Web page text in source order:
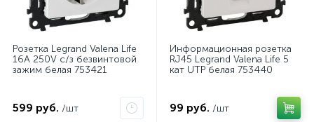
Розетка Legrand Valena Life
16A 250V с/з безвинтовой
зажим белая 753421
599 руб. /шт
Информационная розетка
RJ45 Legrand Valena Life 5
кат UTP белая 753440
99 руб. /шт